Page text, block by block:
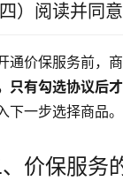
四）阅读并同
通价保服务前，
只有勾选协议后
下一步选择商品。
价保服务